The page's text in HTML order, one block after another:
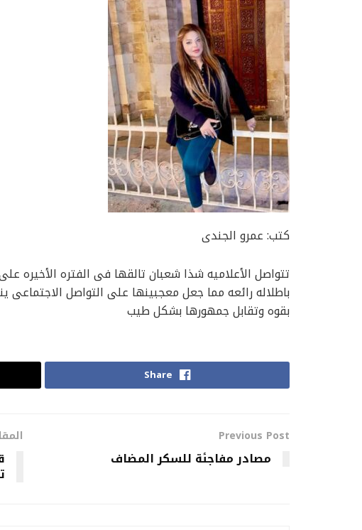
كتب: عمرو الجندى
تتواصل الأعلاميه شذا شعبان تالقها فى الفتره الأخيره
باطلاله رائعه مما جعل معجبينها على التواصل الاجتماعى
بقوه وتقابل جمهورها بشكل طيب
Share
Previous Post
مصادر مفاجئة للسكر المضاف